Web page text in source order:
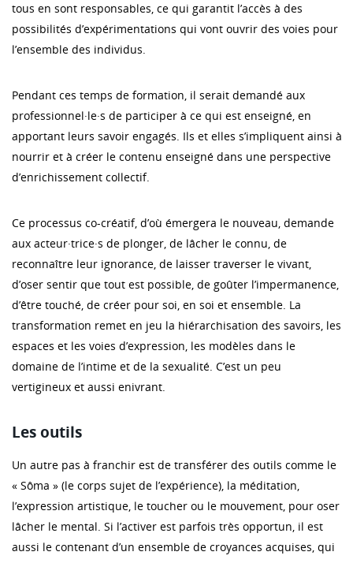
tous en sont responsables, ce qui garantit l’accès à des
possibilités d’expérimentations qui vont ouvrir des voies pour
l’ensemble des individus.
Pendant ces temps de formation, il serait demandé aux
professionnel·le·s de participer à ce qui est enseigné, en
apportant leurs savoir engagés. Ils et elles s’impliquent ainsi à
nourrir et à créer le contenu enseigné dans une perspective
d’enrichissement collectif.
Ce processus co-créatif, d’où émergera le nouveau, demande
aux acteur·trice·s de plonger, de lâcher le connu, de
reconnaître leur ignorance, de laisser traverser le vivant,
d’oser sentir que tout est possible, de goûter l’impermanence,
d’être touché, de créer pour soi, en soi et ensemble. La
transformation remet en jeu la hiérarchisation des savoirs, les
espaces et les voies d’expression, les modèles dans le
domaine de l’intime et de la sexualité. C’est un peu
vertigineux et aussi enivrant.
Les outils
Un autre pas à franchir est de transférer des outils comme le
« Sôma » (le corps sujet de l’expérience), la méditation,
l’expression artistique, le toucher ou le mouvement, pour oser
lâcher le mental. Si l’activer est parfois très opportun, il est
aussi le contenant d’un ensemble de croyances acquises, qui